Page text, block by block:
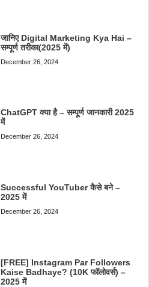
जानिए Digital Marketing Kya Hai –
सम्पूर्ण तरीका(2025 में)
December 26, 2024
ChatGPT क्या है – सम्पूर्ण जानकारी 2025
में
December 26, 2024
Successful YouTuber कैसे बने –
2025 में
December 26, 2024
[FREE] Instagram Par Followers
Kaise Badhaye? (10K फॉलोवर्स) –
2025 में